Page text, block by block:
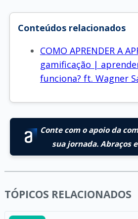
Conteúdos relacionados
COMO APRENDER A
gamificação |
funciona? ft. Wagner
Conte com o apoio da
sua jornada. Abraços
TÓPICOS RELACIONADOS